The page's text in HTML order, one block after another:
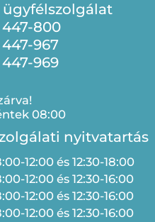
ügyfélszolgálat
447-800
447-967
447-969
08:00
nyitvatartás
12:00 és 12:30-18:00
12:00 és 12:30-16:00
12:00 és 12:30-16:00
12:00 és 12:30-16:00